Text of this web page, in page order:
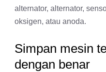
alternator, alternator,
oksigen, atau anoda.
Simpan mesin
dengan benar